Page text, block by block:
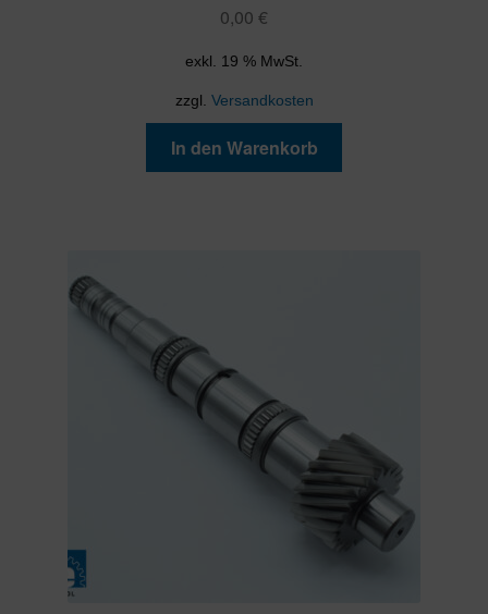
0,00 €
exkl. 19 % MwSt.
zzgl. Versandkosten
In den Warenkorb